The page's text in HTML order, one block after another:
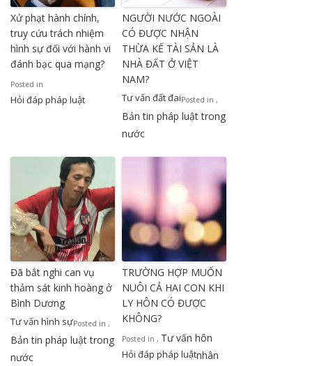
Xử phạt hành chính,
truy cứu trách nhiệm
hình sự đối với hành vi
đánh bạc qua mạng?
Posted in
Hỏi đáp pháp luật
NGƯỜI NƯỚC NGOÀI
CÓ ĐƯỢC NHẬN
THỪA KẾ TÀI SẢN LÀ
NHÀ ĐẤT Ở VIỆT
NAM?
Posted in
Tư vấn đất đai ,
Bản tin pháp luật trong
nước
Đã bắt nghi can vụ
thảm sát kinh hoàng ở
Bình Dương
Posted in
Tư vấn hình sự ,
Bản tin pháp luật trong
nước
TRƯỜNG HỢP MUỐN
NUÔI CẢ HAI CON KHI
LY HÔN CÓ ĐƯỢC
KHÔNG?
Posted in
Hỏi đáp pháp luật
, Tư vấn hôn
nhân